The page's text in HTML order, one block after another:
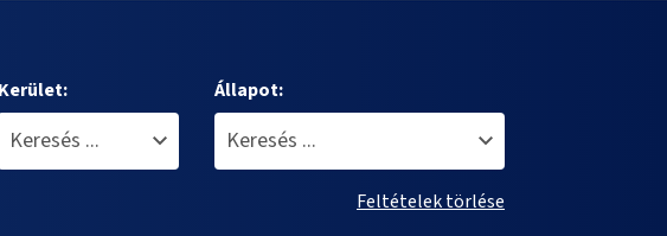
Kerület: Állapot:
Feltételek törlése